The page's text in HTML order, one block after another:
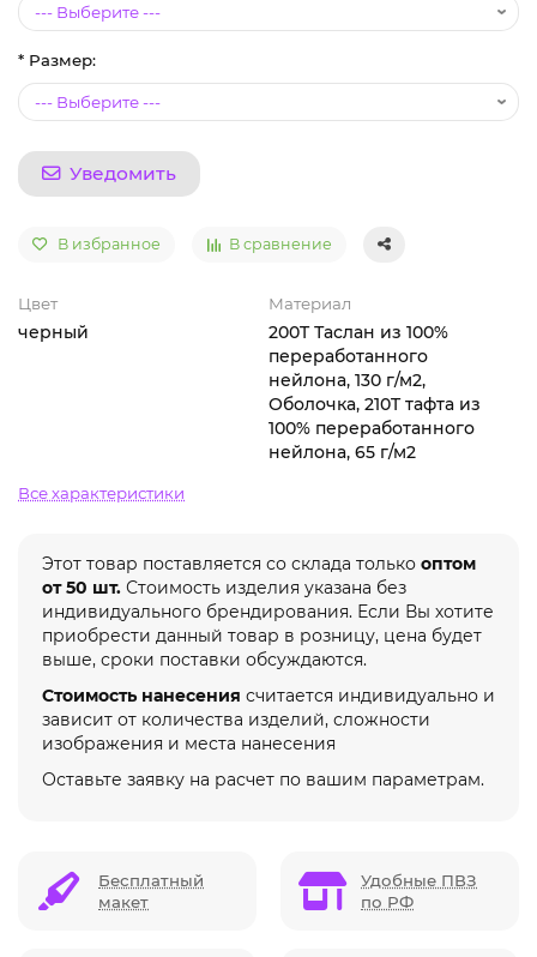
* Размер:
Уведомить
В избранное В сравнение
Цвет
черный
Материал
200T Таслан из 100%
переработанного
нейлона, 130 г/м2,
Оболочка, 210T тафта из
100% переработанного
нейлона, 65 г/м2
Все характеристики
Этот товар поставляется со склада только оптом
от 50 шт. Стоимость изделия указана без
индивидуального брендирования. Если Вы хотите
приобрести данный товар в розницу, цена будет
выше, сроки поставки обсуждаются.
Стоимость нанесения считается индивидуально и
зависит от количества изделий, сложности
изображения и места нанесения
Оставьте заявку на расчет по вашим параметрам.
Бесплатный
макет
Удобные ПВЗ
по РФ